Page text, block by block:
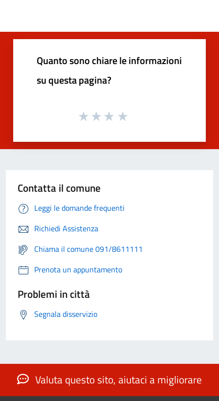
Quanto sono chiare le informazioni
su questa pagina?
Contatta il comune
Leggi le domande frequenti
Richiedi Assistenza
Chiama il comune 091/8611111
Prenota un appuntamento
Problemi in città
Segnala disservizio
Valuta questo sito, aiutaci a migliorare